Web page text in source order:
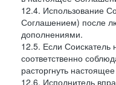
12.4. Использование
Соглашением) после
дополнениями.
12.5. Если Соискатель
соответственно
расторгнуть
12.6. Исполнитель